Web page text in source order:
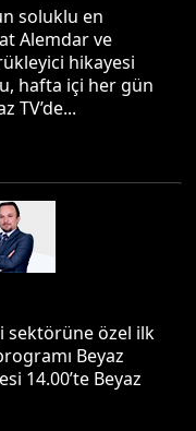
soluklu en
Alemdar ve
hikayesi
hafta içi her gün
TV’de...
sektörüne özel ilk
Beyaz
14.00’te Beyaz